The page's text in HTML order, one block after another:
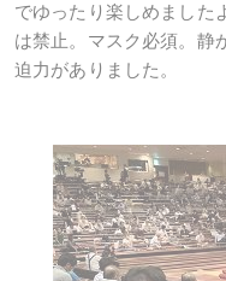
でゆったり楽しめました
は禁止。マスク必須。静
迫力がありました。